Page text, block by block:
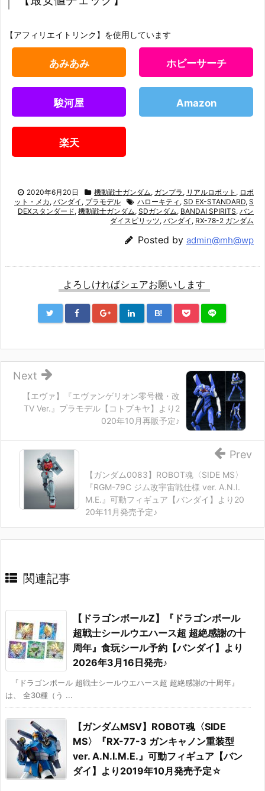
【アフィリエイトリンク】を使用しています
あみあみ ホビーサーチ
駿河屋 Amazon
楽天
2020年6月20日 機動戦士ガンダム, ガンプラ , リアルロボット , ロボ
ット・メカ , バンダイ , プラモデル ハローキティ , SD EX-STANDARD, S
DEXスタンダード, 機動戦士ガンダム, SDガンダム, BANDAI SPIRITS, バン
ダイスピリッツ, バンダイ , RX-78-2 ガンダム
Posted by admin@mh@wp
よろしければシェアお願いします
B!
【エヴァ】『エヴァンゲリオン零号機・改
TV Ver.』プラモデル【コトブキヤ】より2
020年10月再販予定♪
Next
【ガンダム0083】ROBOT魂〈SIDE MS〉
『RGM-79C ジム改宇宙戦仕様 ver. A.N.I.
M.E.』可動フィギュア【バンダイ】より20
20年11月発売予定♪
Prev
関連記事
【ドラゴンボールZ】『ドラゴンボール
超戦士シールウエハース超 超絶感謝の十
周年』食玩シール予約【バンダイ】より
2026年3月16日発売♪
『ドラゴンボール 超戦士シールウエハース超 超絶感謝の十周年』
は、 全30種（う ...
【ガンダムMSV】ROBOT魂〈SIDE
MS〉『RX-77-3 ガンキャノン重装型
ver. A.N.I.M.E.』可動フィギュア【バン
ダイ】より2019年10月発売予定☆